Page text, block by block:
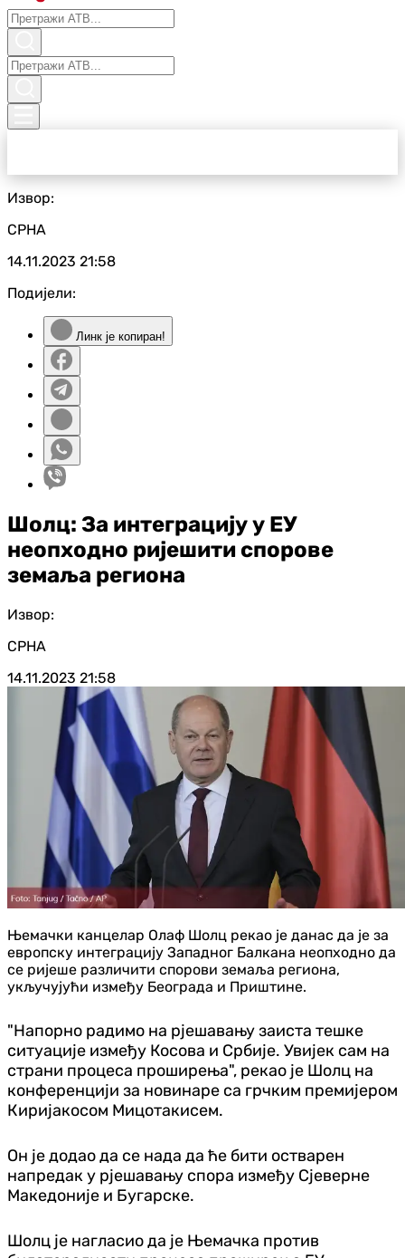
Извор:
СРНА
14.11.2023 21:58
Подијели:
Линк је копиран!
Шолц: За интеграцију у ЕУ
неопходно ријешити спорове
земаља региона
Извор:
СРНА
14.11.2023 21:58
Њемачки канцелар Олаф Шолц рекао је данас да је за
европску интеграцију Западног Балкана неопходно да
се ријеше различити спорови земаља региона,
укључујући између Београда и Приштине.
"Напорно радимо на рјешавању заиста тешке
ситуације између Косова и Србије. Увијек сам на
страни процеса проширења", рекао је Шолц на
конференцији за новинаре са грчким премијером
Киријакосом Мицотакисем.
Он је додао да се нада да ће бити остварен
напредак у рјешавању спора између Сјеверне
Македоније и Бугарске.
Шолц је нагласио да је Њемачка против